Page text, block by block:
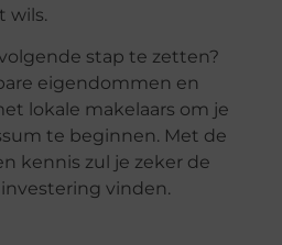
wils.
stap te zetten?
eigendommen en
lokale makelaars om je
te beginnen. Met de
kennis zul je zeker de
vinden.